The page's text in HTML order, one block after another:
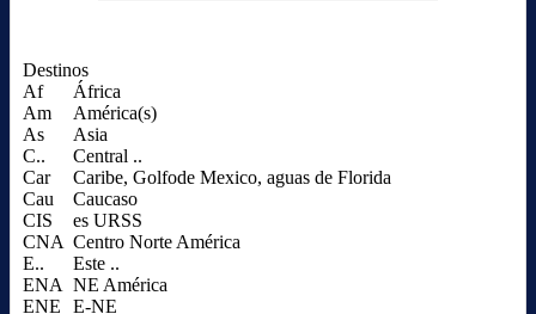
Destinos
Af
África
Am
América(s)
As
Asia
C..
Central ..
Car
Caribe, Golfode Mexico, aguas de Florida
Cau
Caucaso
CIS
es URSS
CNA Centro Norte América
E..
Este ..
ENA NE América
ENE
E-NE